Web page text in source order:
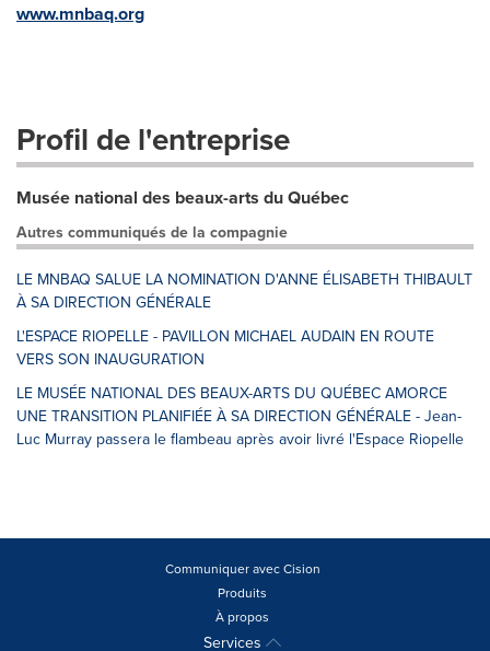
www.mnbaq.org
Profil de l'entreprise
Musée national des beaux-arts du Québec
Autres communiqués de la compagnie
LE MNBAQ SALUE LA NOMINATION D'ANNE ÉLISABETH THIBAULT
À SA DIRECTION GÉNÉRALE
L'ESPACE RIOPELLE - PAVILLON MICHAEL AUDAIN EN ROUTE
VERS SON INAUGURATION
LE MUSÉE NATIONAL DES BEAUX-ARTS DU QUÉBEC AMORCE
UNE TRANSITION PLANIFIÉE À SA DIRECTION GÉNÉRALE - Jean-
Luc Murray passera le flambeau après avoir livré l'Espace Riopelle
Communiquer avec Cision
Produits
À propos
Services